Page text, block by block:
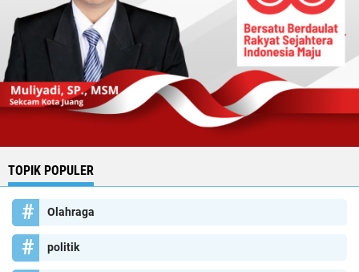
TOPIK POPULER
Olahraga
politik